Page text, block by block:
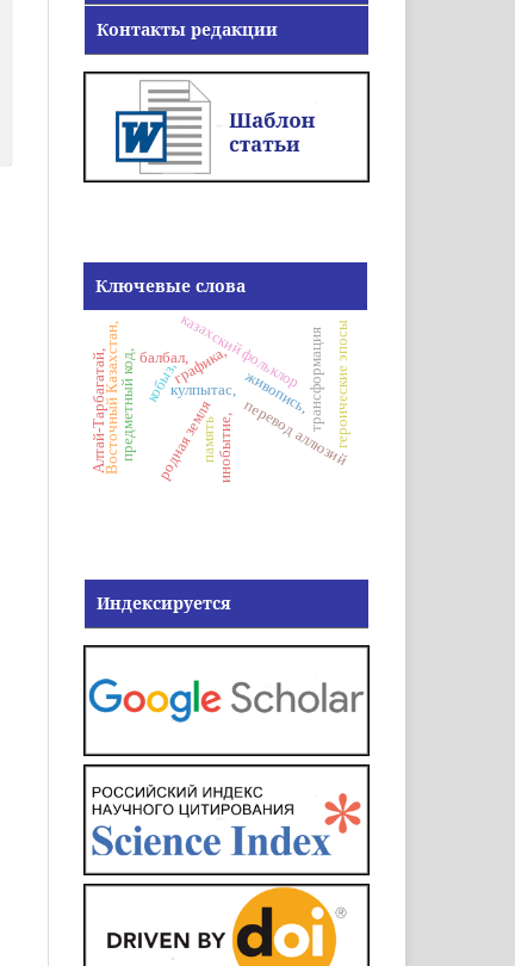
Контакты редакции
Ключевые слова
живопись,
графика,
кобыз,
балбал,
кулпытас,
предметный код, инобытие,
память перевод аллюзий
трансформация
Восточный Казахстан,
Алтай-Тарбагатай, родная земля
казахский фольклор героические эпосы
Индексируется